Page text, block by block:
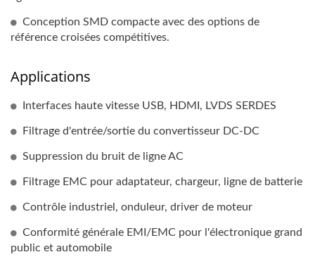
Conception SMD compacte avec des options de
référence croisées compétitives.
Applications
Interfaces haute vitesse USB, HDMI, LVDS SERDES
Filtrage d'entrée/sortie du convertisseur DC-DC
Suppression du bruit de ligne AC
Filtrage EMC pour adaptateur, chargeur, ligne de batterie
Contrôle industriel, onduleur, driver de moteur
Conformité générale EMI/EMC pour l'électronique grand
public et automobile